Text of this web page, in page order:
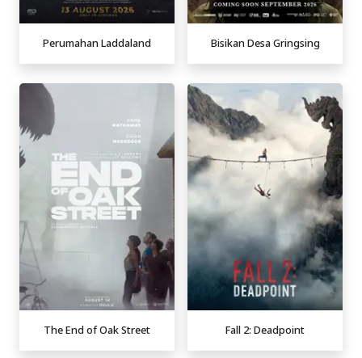
Perumahan Laddaland Bisikan Desa Gringsing
The End of Oak Street Fall 2: Deadpoint